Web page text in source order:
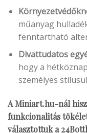
műanyag
fenntartható
Divattudatos
hogy a
személyes
A Miniart.hu-nál
funkcionalitás
választottuk a